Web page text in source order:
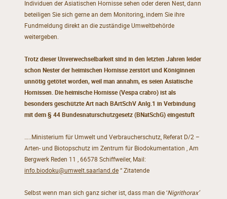
Individuen der Asiatischen Hornisse sehen oder deren Nest, dann
beteiligen Sie sich gerne an dem Monitoring, indem Sie ihre
Fundmeldung direkt an die zuständige Umweltbehörde
weitergeben.
Trotz dieser Unverwechselbarkeit sind in den letzten Jahren leider
schon Nester der heimischen Hornisse zerstört und Königinnen
unnötig getötet worden, weil man annahm, es seien Asiatische
Hornissen. Die heimische Hornisse (Vespa crabro) ist als
besonders geschützte Art nach BArtSchV Anlg.1 in Verbindung
mit dem § 44 Bundesnaturschutzgesetz (BNatSchG) eingestuft
…..Ministerium für Umwelt und Verbraucherschutz, Referat D/2 –
Arten- und Biotopschutz im Zentrum für Biodokumentation , Am
Bergwerk Reden 11 , 66578 Schiffweiler, Mail:
info.biodoku@umwelt.saarland.de“ Zitatende
Selbst wenn man sich ganz sicher ist, dass man die ‘Nigrithorax’